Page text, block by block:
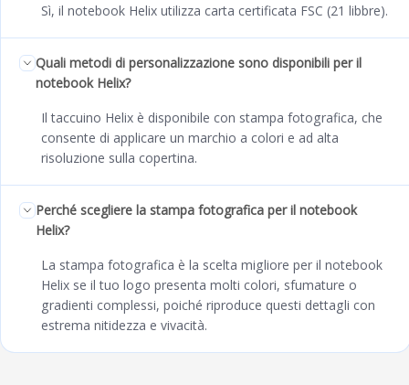
Sì, il notebook Helix utilizza carta certificata FSC (21 libbre).
Quali metodi di personalizzazione sono disponibili per il
notebook Helix?
Il taccuino Helix è disponibile con stampa fotografica, che
consente di applicare un marchio a colori e ad alta
risoluzione sulla copertina.
Perché scegliere la stampa fotografica per il notebook
Helix?
La stampa fotografica è la scelta migliore per il notebook
Helix se il tuo logo presenta molti colori, sfumature o
gradienti complessi, poiché riproduce questi dettagli con
estrema nitidezza e vivacità.